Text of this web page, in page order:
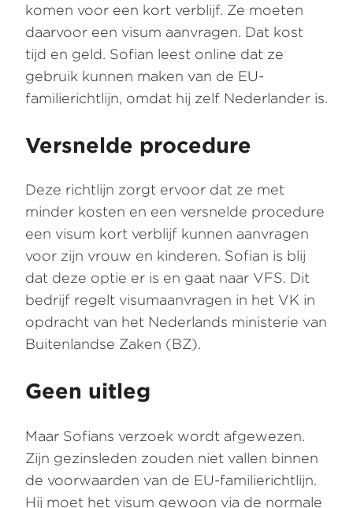
komen voor een kort verblijf. Ze moeten
daarvoor een visum aanvragen. Dat kost
tijd en geld. Sofian leest online dat ze
gebruik kunnen maken van de EU-
familierichtlijn, omdat hij zelf Nederlander is.
Versnelde procedure
Deze richtlijn zorgt ervoor dat ze met
minder kosten en een versnelde procedure
een visum kort verblijf kunnen aanvragen
voor zijn vrouw en kinderen. Sofian is blij
dat deze optie er is en gaat naar VFS. Dit
bedrijf regelt visumaanvragen in het VK in
opdracht van het Nederlands ministerie van
Buitenlandse Zaken (BZ).
Geen uitleg
Maar Sofians verzoek wordt afgewezen.
Zijn gezinsleden zouden niet vallen binnen
de voorwaarden van de EU-familierichtlijn.
Hij moet het visum gewoon via de normale